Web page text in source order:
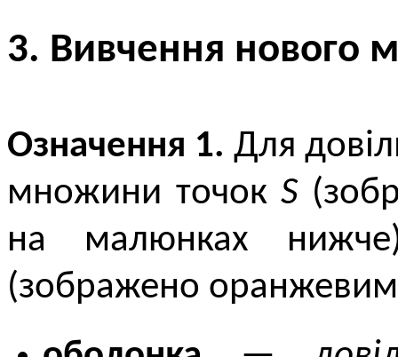
3. Вивчення нового
Означення 1. Для
множини точокS
на малюнках
(зображено